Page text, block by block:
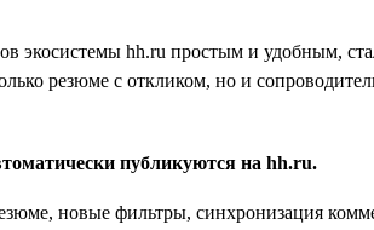
экосистемы hh.ru простым и удобным,
резюме с откликом, но и
публикуются на hh.ru.